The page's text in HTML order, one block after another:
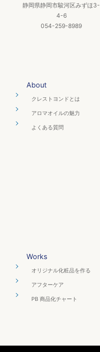
静岡県静岡市駿河区みずほ3-
4-6
054-259-8989
About
クレストヨンドとは
アロマオイルの魅力
よくある質問
Works
オリジナル化粧品を作る
アフターケア
PB 商品化チャート